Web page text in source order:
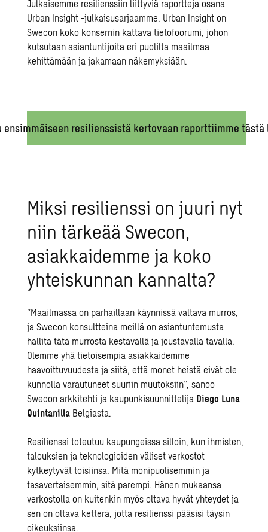
Julkaisemme resilienssiin liittyviä raportteja osana
Urban Insight -julkaisusarjaamme. Urban Insight on
Swecon koko konsernin kattava tietofoorumi, johon
kutsutaan asiantuntijoita eri puolilta maailmaa
kehittämään ja jakamaan näkemyksiään.
ensimmäiseen resilienssistä kertovaan raporttiimme
Miksi resilienssi on juuri nyt
niin tärkeää Swecon,
asiakkaidemme ja koko
yhteiskunnan kannalta?
”Maailmassa on parhaillaan käynnissä valtava murros,
ja Swecon konsultteina meillä on asiantuntemusta
hallita tätä murrosta kestävällä ja joustavalla tavalla.
Olemme yhä tietoisempia asiakkaidemme
haavoittuvuudesta ja siitä, että monet heistä eivät ole
kunnolla varautuneet suuriin muutoksiin”, sanoo
Swecon arkkitehti ja kaupunkisuunnittelija Diego Luna
Quintanilla Belgiasta.
Resilienssi toteutuu kaupungeissa silloin, kun ihmisten,
talouksien ja teknologioiden väliset verkostot
kytkeytyvät toisiinsa. Mitä monipuolisemmin ja
tasavertaisemmin, sitä parempi. Hänen mukaansa
verkostolla on kuitenkin myös oltava hyvät yhteydet ja
sen on oltava ketterä, jotta resilienssi pääsisi täysin
oikeuksiinsa.